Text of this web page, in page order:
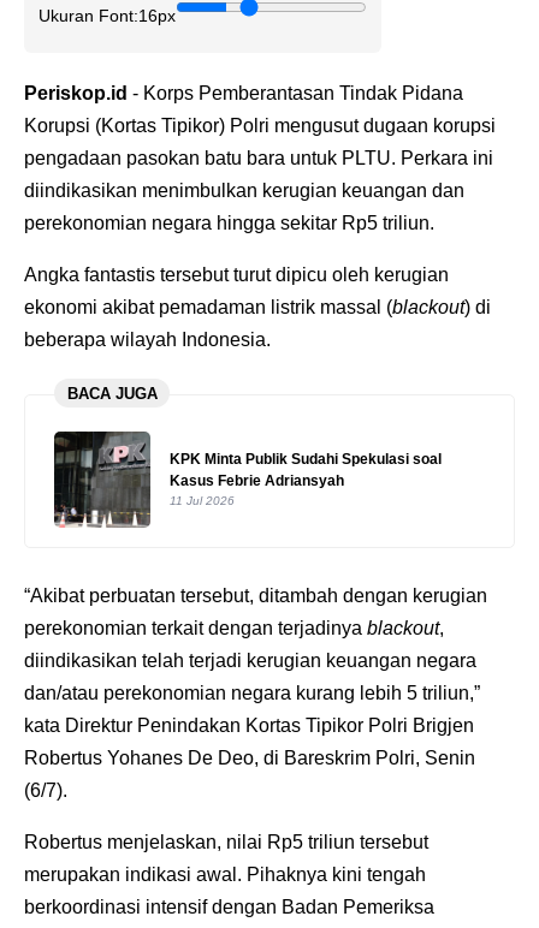
Ukuran Font:16px
Periskop.id - Korps Pemberantasan Tindak Pidana
Korupsi (Kortas Tipikor) Polri mengusut dugaan korupsi
pengadaan pasokan batu bara untuk PLTU. Perkara ini
diindikasikan menimbulkan kerugian keuangan dan
perekonomian negara hingga sekitar Rp5 triliun.
Angka fantastis tersebut turut dipicu oleh kerugian
ekonomi akibat pemadaman listrik massal (blackout) di
beberapa wilayah Indonesia.
BACA JUGA
KPK Minta Publik Sudahi Spekulasi soal
Kasus Febrie Adriansyah
11 Jul 2026
“Akibat perbuatan tersebut, ditambah dengan kerugian
perekonomian terkait dengan terjadinya blackout,
diindikasikan telah terjadi kerugian keuangan negara
dan/atau perekonomian negara kurang lebih 5 triliun,”
kata Direktur Penindakan Kortas Tipikor Polri Brigjen
Robertus Yohanes De Deo, di Bareskrim Polri, Senin
(6/7).
Robertus menjelaskan, nilai Rp5 triliun tersebut
merupakan indikasi awal. Pihaknya kini tengah
berkoordinasi intensif dengan Badan Pemeriksa